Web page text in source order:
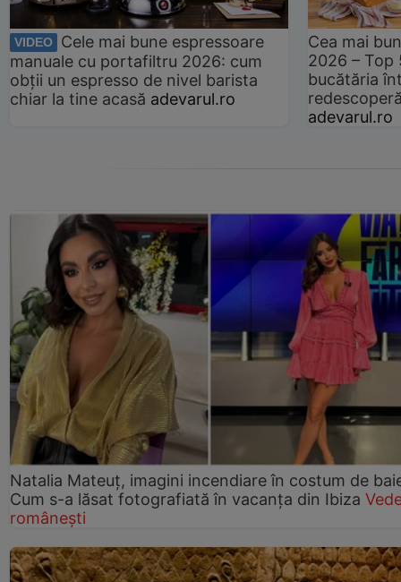
VIDEO
Cele mai bune espressoare
manuale cu portafiltru 2026: cum
obții un espresso de nivel barista
chiar la tine acasă adevarul.ro
Cea mai
2026 –
bucătăria
adevarul.ro
Natalia Mateuț, imagini incendiare în costum de
Cum s-a lăsat fotografiată în vacanța din Ibiza
românești